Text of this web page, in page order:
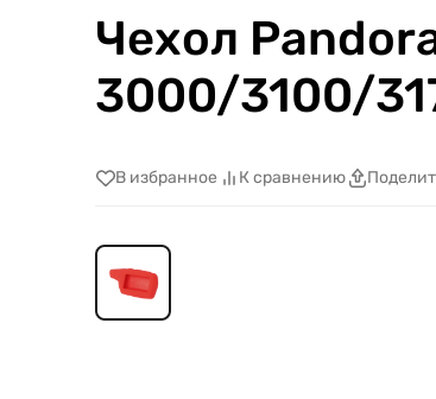
Чехол
3000/3100/
В избранное К сравнению